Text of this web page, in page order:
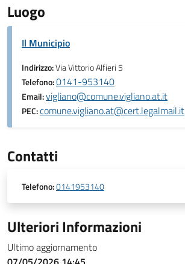
Luogo
Il Municipio
Indirizzo:Via Vittorio Alfieri 5
Telefono:0141-953140
Email:vigliano@comune.vigliano.at.it
PEC:comune.vigliano.at@cert.legalmail.it
Contatti
Telefono:0141953140
Ulteriori Informazioni
Ultimo aggiornamento